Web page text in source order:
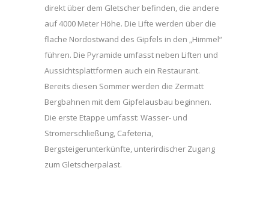
direkt über dem Gletscher befinden, die andere
auf 4000 Meter Höhe. Die Lifte werden über die
flache Nordostwand des Gipfels in den „Himmel“
führen. Die Pyramide umfasst neben Liften und
Aussichtsplattformen auch ein Restaurant.
Bereits diesen Sommer werden die Zermatt
Bergbahnen mit dem Gipfelausbau beginnen.
Die erste Etappe umfasst: Wasser- und
Stromerschließung, Cafeteria,
Bergsteigerunterkünfte, unterirdischer Zugang
zum Gletscherpalast.